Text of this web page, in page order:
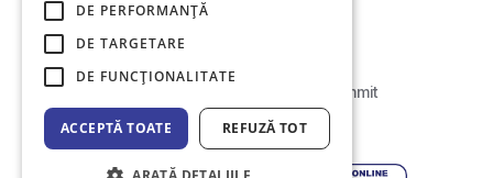
Initial Commit
© Copyright 2026 DirektCar
DE PERFORMANȚĂ
DE TARGETARE
DE FUNCŢIONALITATE
ACCEPTĂ TOATE REFUZĂ TOT